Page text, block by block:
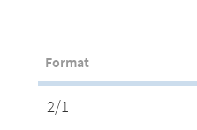
Format
2/1